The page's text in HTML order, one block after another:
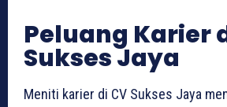
Peluang Karier
Sukses Jaya
Meniti karier di CV Sukses Jaya